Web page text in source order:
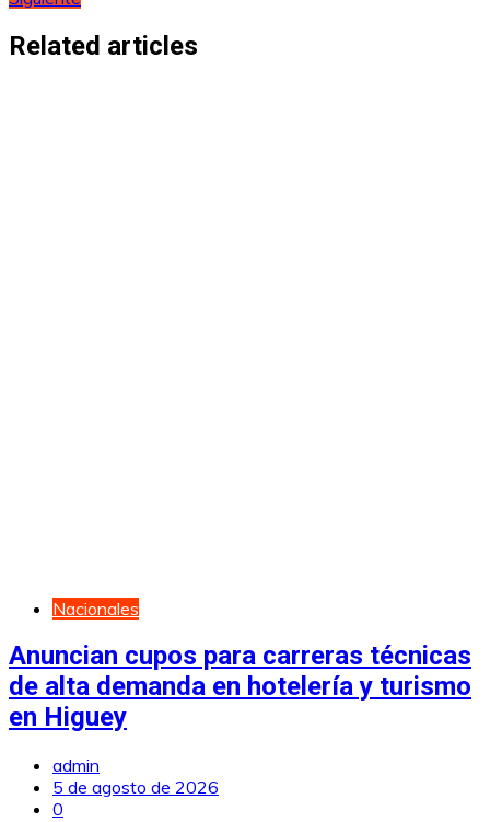
de
entradas
Related articles
Nacionales
Anuncian cupos para carreras técnicas
de alta demanda en hotelería y turismo
en Higuey
admin
5 de agosto de 2026
0